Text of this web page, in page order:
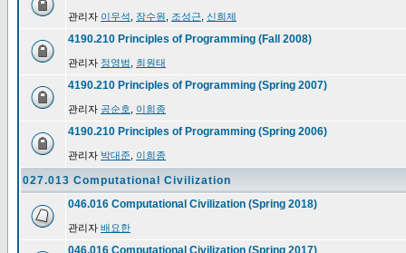
관리자 이우석 장수원 조성근 신희제
4190.210 Principles of Programming (Fall 2008)
관리자 정영범 최원태
4190.210 Principles of Programming (Spring 2007)
관리자 공순호 이희종
4190.210 Principles of Programming (Spring 2006)
관리자 박대준 이희종
027.013 Computational Civilization
046.016 Computational Civilization (Spring 2018)
관리자 배요한
046.016 Computational Civilization (Spring 2017)